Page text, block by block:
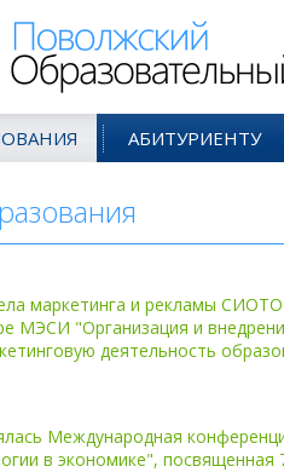
АБИТУРИЕНТУ
маркетинга и рекламы
МЭСИ "Организация и
деятельность
Международная
в экономике",